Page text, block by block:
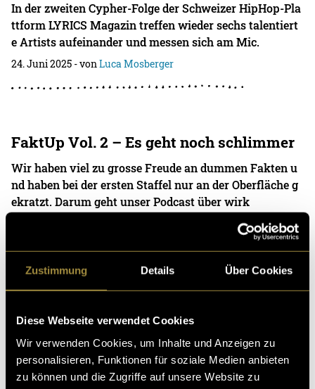
Zustimmung Details Über Cookies
Diese Webseite verwendet Cookies
Wir verwenden Cookies, um Inhalte und Anzeigen zu
personalisieren, Funktionen für soziale Medien anbieten
zu können und die Zugriffe auf unsere Website zu
In der zweiten Cypher-Folge der Schweizer HipHop-Pla
ttform LYRICS Magazin treffen wieder sechs talentiert
e Artists aufeinander und messen sich am Mic.
24. Juni 2025 - vonLuca Mosberger
FaktUp Vol. 2 – Es geht noch schlimmer
Wir haben viel zu grosse Freude an dummen Fakten u
nd haben bei der ersten Staffel nur an der Oberfläche g
ekratzt. Darum geht unser Podcast über wirk
Simon Kuhn
Jungle
Mit der HipHop-Plattform LYRICS Magazin durfte ich d
en Auftakt zu einer Reihe von Cypher-Performances u
msetzen und damit ein paar der talentiertesten